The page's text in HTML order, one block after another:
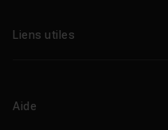
Formations certifiantes
Promos
Liens utiles
Centres de formation
Aide